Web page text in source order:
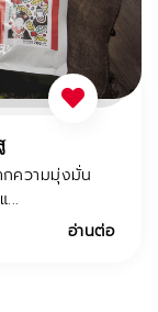
กความมุ่งมั่น
...
อ่านต่อ